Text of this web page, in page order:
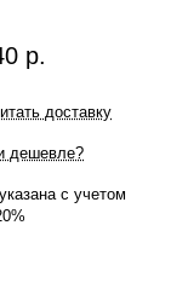
р.
доставку
дешевле?
с учетом